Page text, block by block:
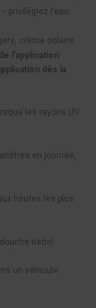
privilégiez l’eau
crème solaire
l’application
dès la
les rayons UV
en journée,
heures les plus
tiède)
un véhicule